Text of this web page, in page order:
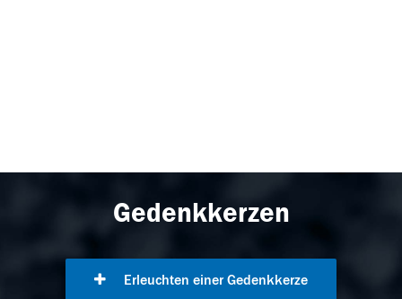
Gedenkkerzen
Erleuchten einer Gedenkkerze